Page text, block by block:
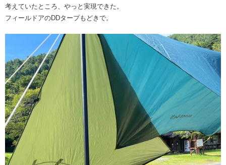
考えていたところ、やっと実現できた。
フィールドアのDDタープもどきで。